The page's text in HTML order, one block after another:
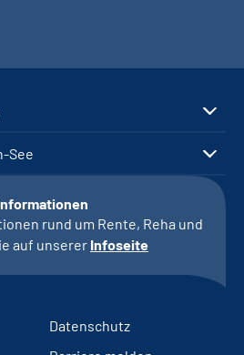
See
rund um Rente, Reha und
auf unserer Infoseite
Datenschutz